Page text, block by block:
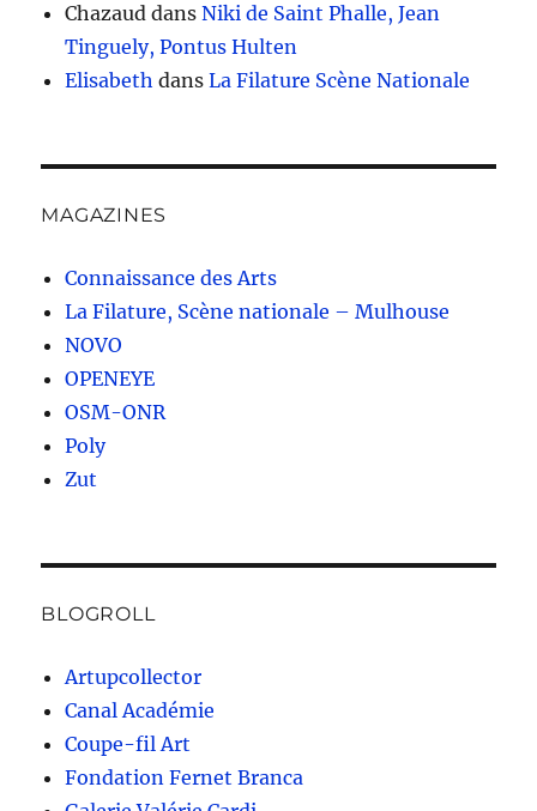
Chazaud dansNiki de Saint Phalle, Jean
Tinguely, Pontus Hulten
Elisabeth dansLa Filature Scène Nationale
MAGAZINES
Connaissance des Arts
La Filature, Scène nationale – Mulhouse
NOVO
OPENEYE
OSM-ONR
Poly
Zut
BLOGROLL
Artupcollector
Canal Académie
Coupe-fil Art
Fondation Fernet Branca